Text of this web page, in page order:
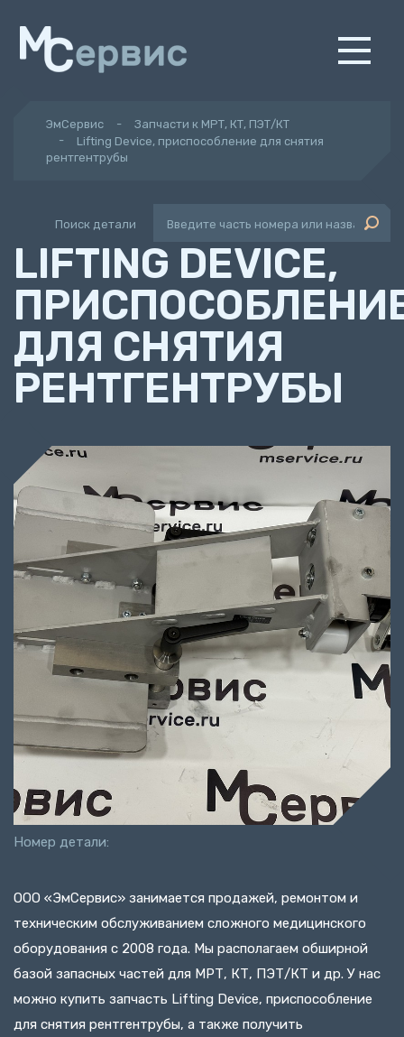
ЭмСервис
Запчасти к МРТ, КТ, ПЭТ/КТ
Lifting Device, приспособление для снятия
рентгентрубы
Поиск детали
LIFTING DEVICE,
ДЛЯ СНЯТИЯ
РЕНТГЕНТРУБЫ
Номер детали:
ООО «ЭмСервис» занимается продажей, ремонтом и
техническим обслуживанием сложного медицинского
оборудования с 2008 года. Мы располагаем обширной
базой запасных частей для МРТ, КТ, ПЭТ/КТ и др. У нас
можно купить запчасть Lifting Device, приспособление
для снятия рентгентрубы, а также получить